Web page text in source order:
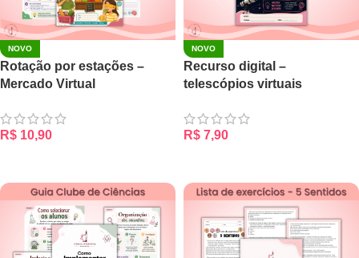
NOVO
Rotação por estações –
Mercado Virtual
R$ 10,90
NOVO
Recurso digital –
telescópios virtuais
R$ 7,90